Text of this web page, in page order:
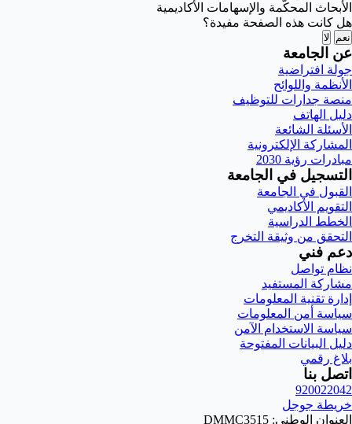
الأبحاث المحكّمة والإسهامات الأكاديمية
هل كانت هذه الصفحة مفيدة؟
نعم لا
عن الجامعة
جولة افتراضية
الأنظمة واللوائح
منصة جدارات للتوظيف
دليل الهاتف
الأسئلة الشائعة
المشاركة الإلكترونية
مبادرات رؤية 2030
التسجيل في الجامعة
القبول في الجامعة
التقويم الأكاديمي
الخطط الدراسية
التحقق من وثيقة التخرج
دعم فني
نظام تواصل
مشاركة المستفيد
إدارة تقنية المعلومات
سياسة أمن المعلومات
سياسة الاستخدام الآمن
دليل البيانات المفتوحة
بلاغ رقمي
اتصل بنا
920022042
خريطة جوجل
العنوان الوطني: DMMC3515